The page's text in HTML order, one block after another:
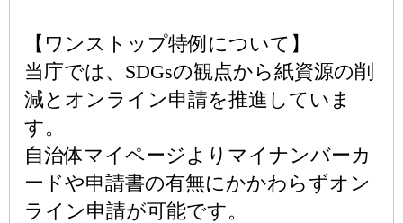
【ワンストップ特例について】
当庁では、SDGsの観点から紙資源の削
減とオンライン申請を推進していま
す。
自治体マイページよりマイナンバーカ
ードや申請書の有無にかかわらずオン
ライン申請が可能です。